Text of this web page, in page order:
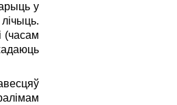
у
(часам